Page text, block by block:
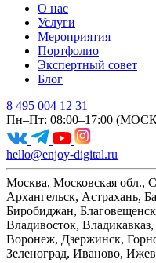
О нас
Услуги
Мероприятия
Портфолио
Экспертный совет
Блог
8 495 004 12 31
Пн–Пт: 08:00–17:00
hello@enjoy-digital.ru
Москва, Московская обл.,
Архангельск, Астрахань,
Биробиджан,
Владивосток,
Воронеж, Дзержинск,
Зеленоград, Иваново,